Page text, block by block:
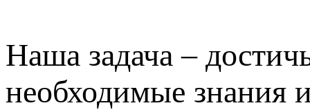
Наша задача –
необходимые знания